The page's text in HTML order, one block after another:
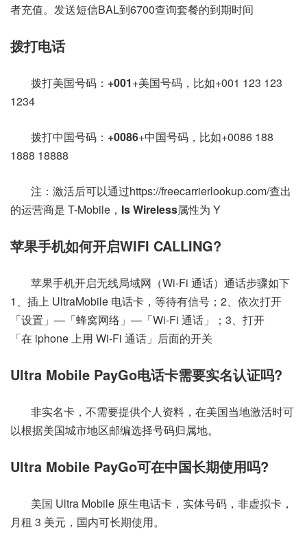
者充值。发送短信BAL到6700查询套餐的到期时间
拨打电话
拨打美国号码： +001+美国号码，比如+001 123 123
1234
拨打中国号码： +0086+中国号码，比如+0086 188
1888 18888
注：激活后可以通过https://freecarrierlookup.com/查出
的运营商是 T-Mobile， Is Wireless属性为 Y
苹果手机如何开启WIFI CALLING?
苹果手机开启无线局域网（Wi-Fi 通话）通话步骤如下
1、插上 UltraMobile 电话卡，等待有信号；2、依次打开
「设置」—「蜂窝网络」—「Wi-Fi 通话」；3、打开
「在 iphone 上用 Wi-Fi 通话」后面的开关
Ultra Mobile PayGo电话卡需要实名认证吗?
非实名卡，不需要提供个人资料，在美国当地激活时可
以根据美国城市地区邮编选择号码归属地。
Ultra Mobile PayGo可在中国长期使用吗?
美国 Ultra Mobile 原生电话卡，实体号码，非虚拟卡，
月租 3 美元，国内可长期使用。